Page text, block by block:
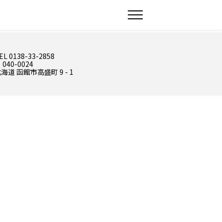
0138-33-2858
040-0024
道 函館市高盛町 9 - 1